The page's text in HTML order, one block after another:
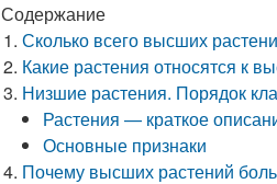
Содержание
Сколько всего высших
Какие растения относятся к
Низшие растения. Порядок
Растения — краткое
Основные признаки
Почему высших растений